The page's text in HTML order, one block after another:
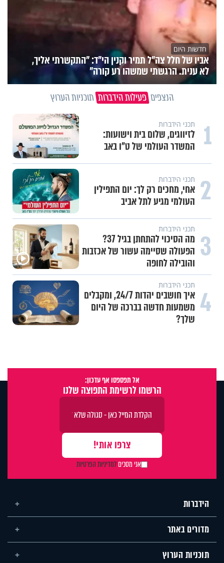
חדשות היום
אביו של חלל צה"ל תמיר וקנין הי"ד: "התקשרתי אליך,
לא ענית. הרגשתי שמשהו רע קורה"
הנצפים פעילות הידברות תוכניות הערוץ
1 תכני הידברות
לזיווגים, שלום בית וישועות:
המשדר העולמי של ט"ו באב
2 תכני הידברות
אחי, מחכים רק לך: יום התפילין
העולמי מגיע לתל אביב
3 תכני הידברות
מה הסיכוי להתחתן בגיל 37?
הפעולה שסיימה עשור של אכזבות
והובילה לחופה
4 תכני הידברות
איך חושבים יהדות 24/7, ומקבלים
משמעות חדשה בברכה של היום
שלך?
אל תפספסו אף עדכון:
הרשמו לרשימת התפוצה שלנו
אני מסכיםלמדיניות הפרטיות
הידברות
מדורים באתר
תוכניות הערוץ